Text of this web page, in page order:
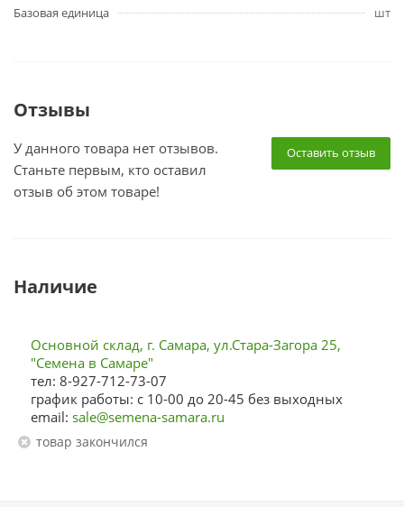
Базовая единица
шт
Отзывы
Оставить отзыв
У данного товара нет отзывов.
Станьте первым, кто оставил
отзыв об этом товаре!
Наличие
Основной склад, г. Самара, ул.Стара-Загора 25,
"Семена в Самаре"
тел: 8-927-712-73-07
график работы: с 10-00 до 20-45 без выходных
email: sale@semena-samara.ru
Товар закончился